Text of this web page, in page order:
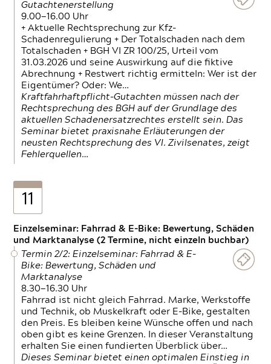
Gutachtenerstellung
9.00—16.00 Uhr
+ Aktuelle Rechtsprechung zur Kfz-
Schadenregulierung + Der Totalschaden nach dem
Totalschaden + BGH VI ZR 100/25, Urteil vom
31.03.2026 und seine Auswirkung auf die fiktive
Abrechnung + Restwert richtig ermitteln: Wer ist der
Eigentümer? Oder: We…
Kraftfahrhaftpflicht-Gutachten müssen nach der
Rechtsprechung des BGH auf der Grundlage des
aktuellen Schadenersatzrechtes erstellt sein. Das
Seminar bietet praxisnahe Erläuterungen der
neusten Rechtsprechung des VI. Zivilsenates, zeigt
Fehlerquellen…
11
Einzelseminar: Fahrrad & E-Bike: Bewertung, Schäden
und Marktanalyse (2 Termine, nicht einzeln buchbar)
Termin 2/2: Einzelseminar: Fahrrad & E-
Bike: Bewertung, Schäden und
Marktanalyse
8.30—16.30 Uhr
Fahrrad ist nicht gleich Fahrrad. Marke, Werkstoffe
und Technik, ob Muskelkraft oder E-Bike, gestalten
den Preis. Es bleiben keine Wünsche offen und nach
oben gibt es keine Grenzen. In dieser Veranstaltung
erhalten Sie einen fundierten Überblick über…
Dieses Seminar bietet einen optimalen Einstieg in